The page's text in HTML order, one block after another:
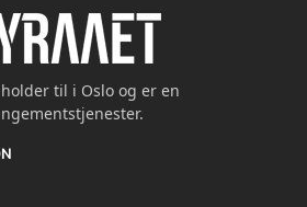
til i Oslo og er en